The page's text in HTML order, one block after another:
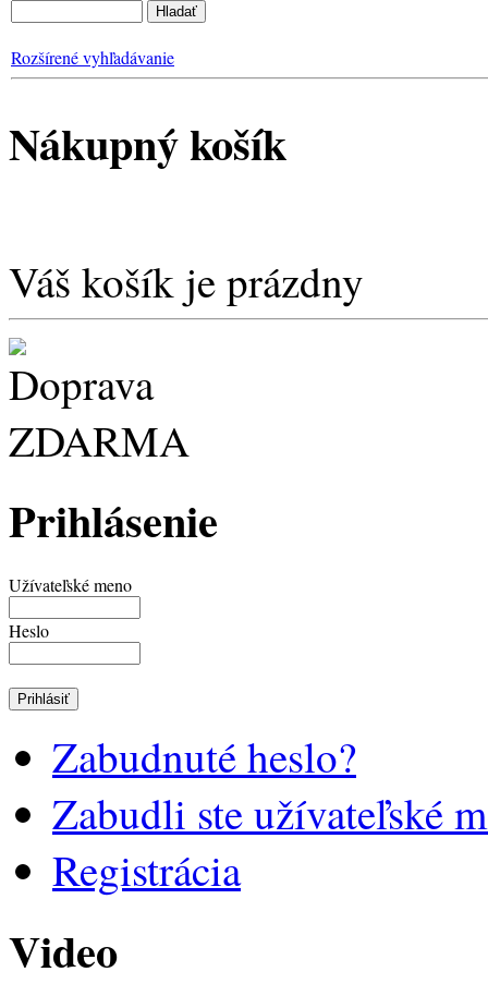
Rozšírené vyhľadávanie
Nákupný košík
Váš košík je prázdny
Prihlásenie
Užívateľské meno
Heslo
Zabudnuté heslo?
Zabudli ste užívateľské
Registrácia
Video